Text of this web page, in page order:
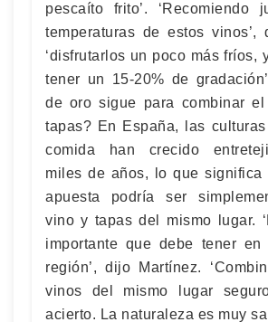
pescaíto frito’. ‘Recomiendo
temperaturas de estos vinos’,
‘disfrutarlos un poco más fríos,
tener un 15-20% de
de oro sigue para combinar
tapas? En España, las
comida han crecido
miles de años, lo que significa
apuesta podría ser
vino y tapas del mismo lugar.
importante que debe tener
región’, dijo Martínez.
vinos del mismo lugar
acierto. La naturaleza es muy